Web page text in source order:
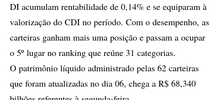
DI acumulam rentabilidade de 0,14% e se equiparam à
valorização do CDI no período. Com o desempenho, as
carteiras ganham mais uma posição e passam a ocupar
o 5º lugar no ranking que reúne 31 categorias.
O patrimônio líquido administrado pelas 62 carteiras
que foram atualizadas no dia 06, chega a R$ 68,340